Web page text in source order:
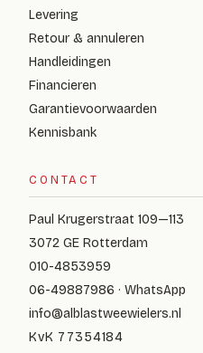
Levering
Retour & annuleren
Handleidingen
Financieren
Garantievoorwaarden
Kennisbank
CONTACT
Paul Krugerstraat 109—113
3072 GE Rotterdam
010-4853959
06-49887986 · WhatsApp
info@alblastweewielers.nl
KvK 77354184